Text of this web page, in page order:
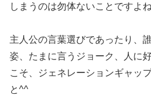
しまうのは勿体ないことですよね
主人公の言葉選びであったり、
姿、たまに言うジョーク、人に
こそ、ジェネレーションギャッ
と^^